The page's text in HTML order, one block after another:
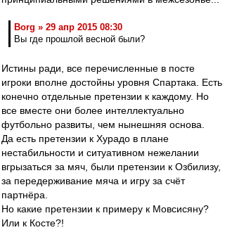
Borg » 29 апр 2015 08:30
Вы где прошлой весной были?
Истины ради, все перечисленные в посте
игроки вполне достойны уровня Спартака. Есть
конечно отдельные претензии к каждому. Но
все вместе они более интеллектуально
футбольно развиты, чем нынешняя основа.
Да есть претензии к Хурадо в плане
нестабильности и ситуативном нежелании
вгрызаться за мяч, были претензии к Озбилизу,
за передерживание мяча и игру за счёт
партнёра.
Но какие претензии к примеру к Мовсисяну?
Или к Косте?!